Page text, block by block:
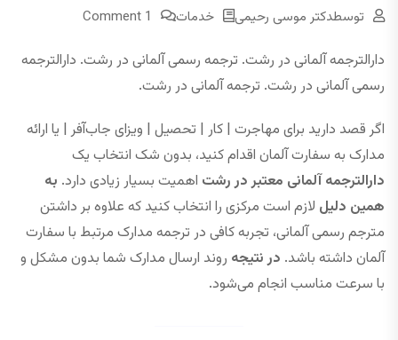
توسطدکتر موسی رحیمی خدمات 1 Comment
دارالترجمه آلمانی در رشت. ترجمه رسمی آلمانی در رشت. دارالترجمه
رسمی آلمانی در رشت. ترجمه آلمانی در رشت.
اگر قصد دارید برای مهاجرت | کار | تحصیل | ویزای جاب‌آفر | یا ارائه
مدارک به سفارت آلمان اقدام کنید، بدون شک انتخاب یک
دارالترجمه آلمانی معتبر در رشت اهمیت بسیار زیادی دارد. به
همین دلیل لازم است مرکزی را انتخاب کنید که علاوه بر داشتن
مترجم رسمی آلمانی، تجربه کافی در ترجمه مدارک مرتبط با سفارت
آلمان داشته باشد. در نتیجه روند ارسال مدارک شما بدون مشکل و
با سرعت مناسب انجام می‌شود.